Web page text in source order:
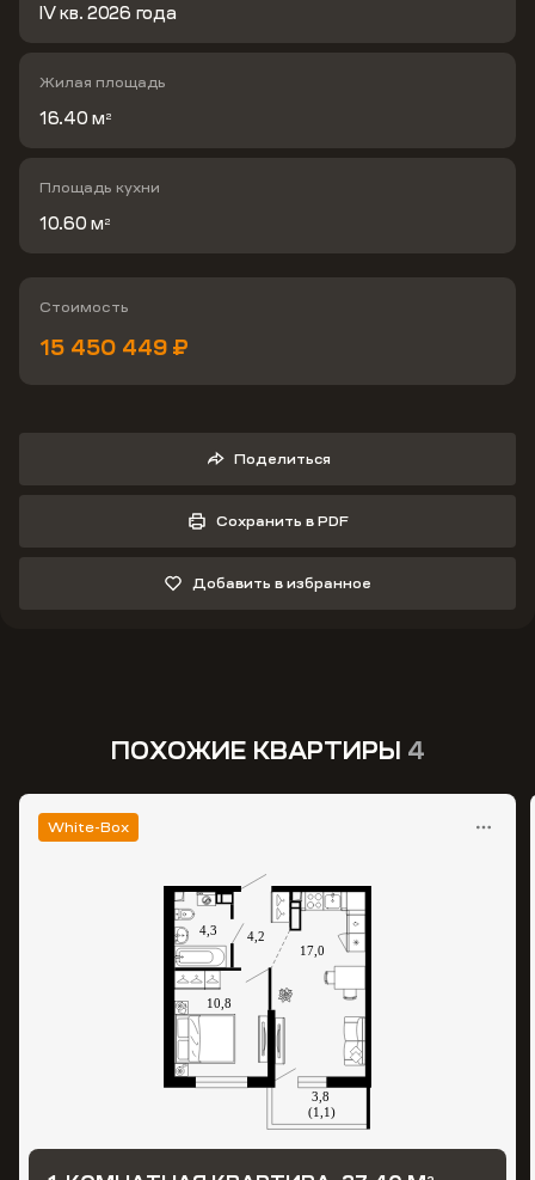
IV кв. 2026 года
Жилая площадь
16.40 м 2
Площадь кухни
10.60 м 2
Стоимость
15 450 449 ₽
Поделиться
Сохранить в PDF
Добавить в избранное
ПОХОЖИЕ КВАРТИРЫ 4
White-Box